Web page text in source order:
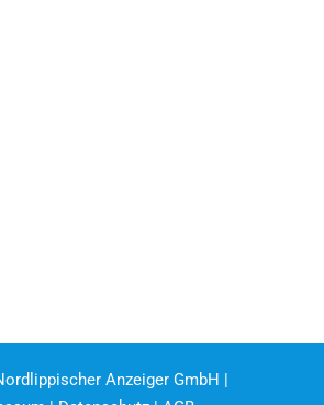
Anzeiger GmbH |